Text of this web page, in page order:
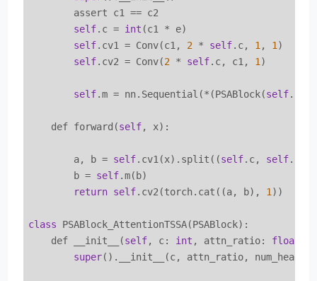
        assert c1 == c2
self.c = int (c1 * e)
self.cv1 = Conv(c1, 2 * self.c, 1, 1)
self.cv2 = Conv(2 * self.c, c1, 1)
self.m = nn.Sequential(*(PSABlock(self.c,
    def forward(
self, x):
        a, b =
self.cv1(x).split((self.c, self.c),
        b =
self.m(b)
return self.cv2(torch.cat((a, b), 1))
class PSABlock_AttentionTSSA(PSABlock):
    def __init__(
self, c: int , attn_ratio: float
super().__init__(c, attn_ratio, num_heads,